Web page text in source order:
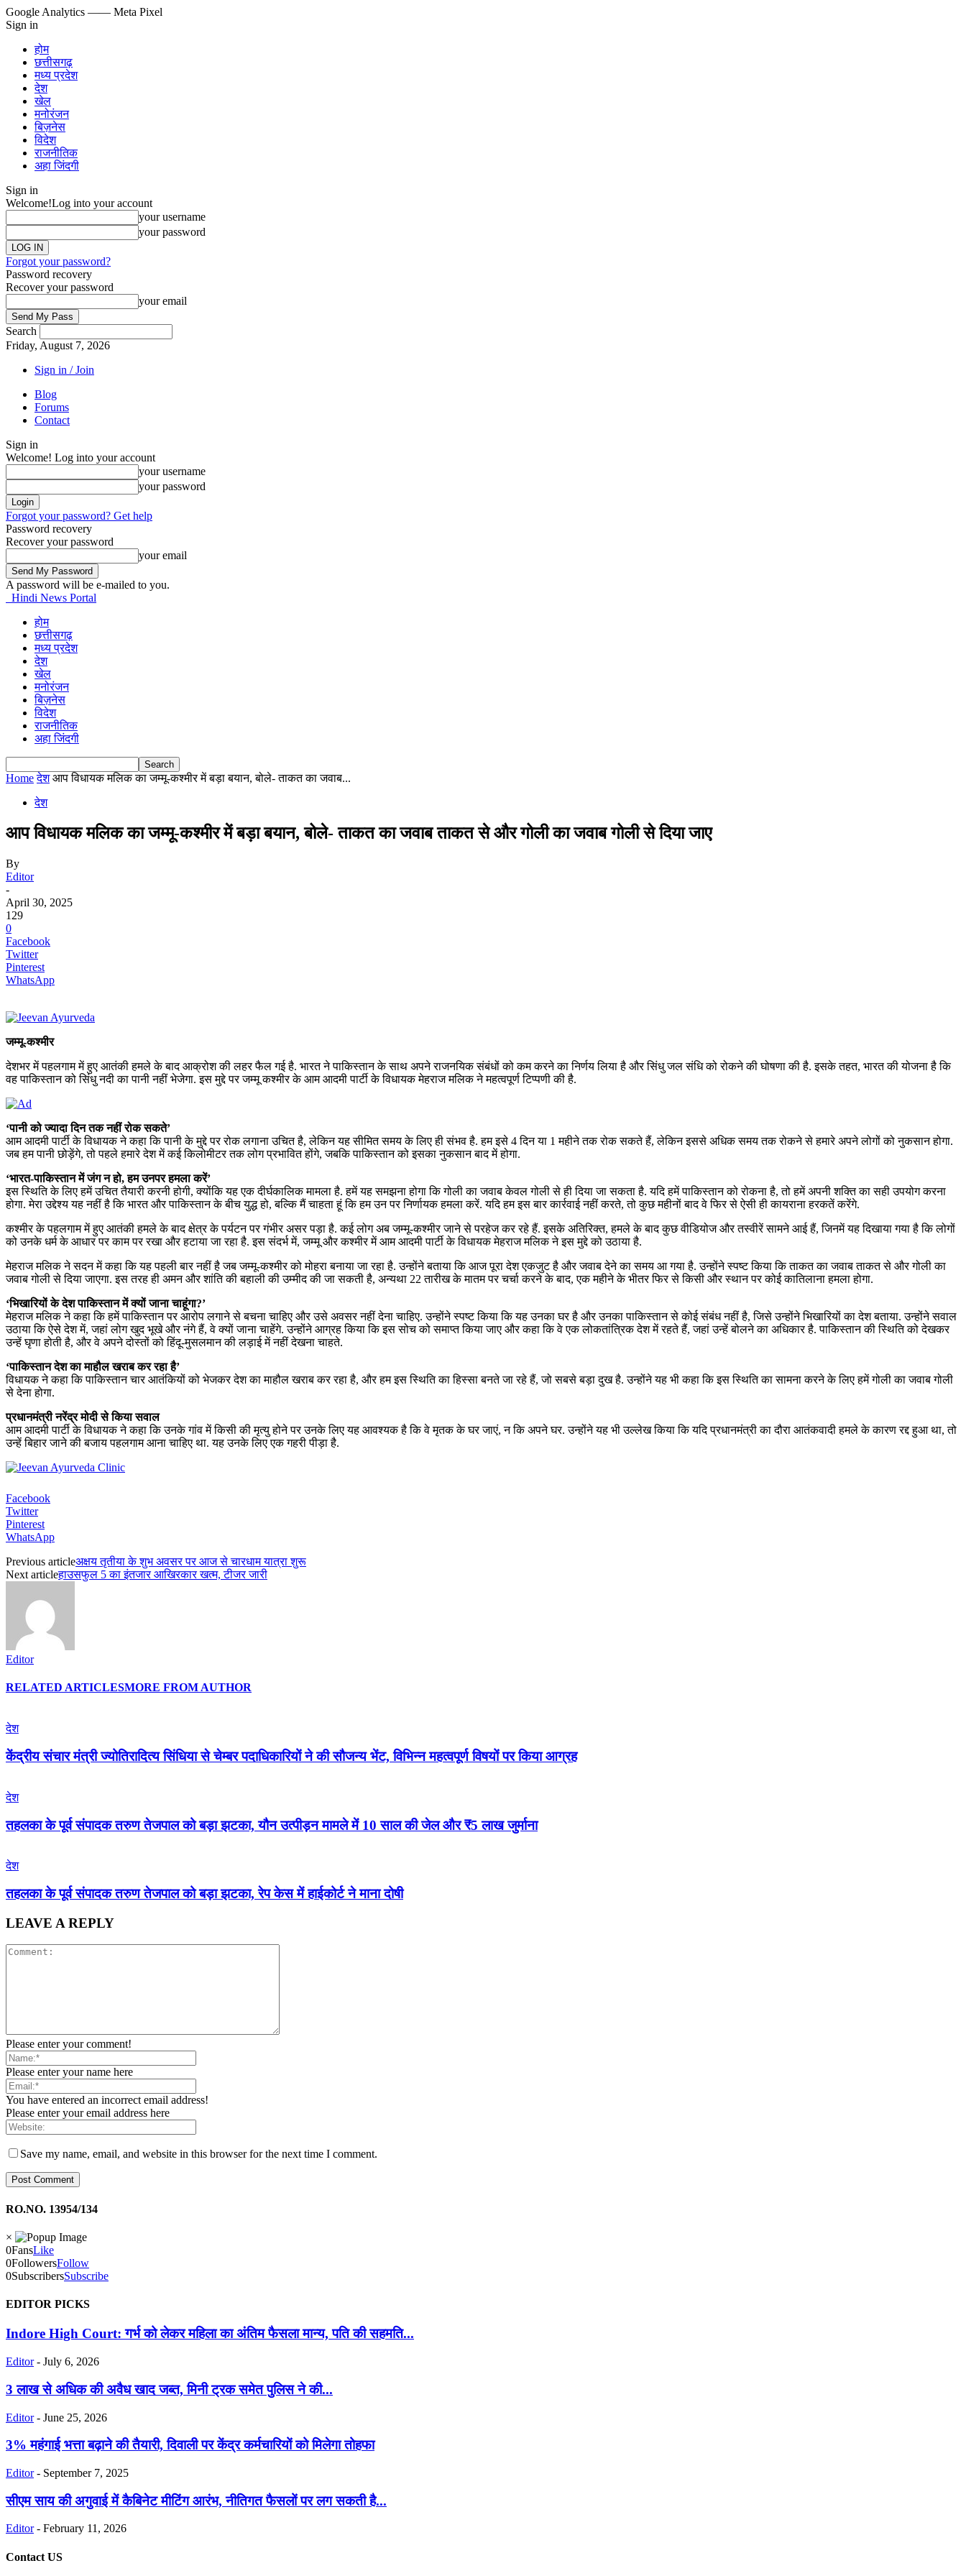
Google Analytics —— Meta Pixel
Sign in
होम
छत्तीसगढ़
मध्य प्रदेश
देश
खेल
मनोरंजन
बिज़नेस
विदेश
राजनीतिक
अहा जिंदगी
Sign in
Welcome!Log into your account
your username
your password
Forgot your password?
Password recovery
Recover your password
your email
Search
Friday, August 7, 2026
Sign in / Join
Blog
Forums
Contact
Sign in
Welcome! Log into your account
your username
your password
Forgot your password? Get help
Password recovery
Recover your password
your email
A password will be e-mailed to you.
Hindi News Portal
होम
छत्तीसगढ़
मध्य प्रदेश
देश
खेल
मनोरंजन
बिज़नेस
विदेश
राजनीतिक
अहा जिंदगी
Home देश आप विधायक मलिक का जम्मू-कश्मीर में बड़ा बयान, बोले- ताकत का जवाब...
देश
आप विधायक मलिक का जम्मू-कश्मीर में बड़ा बयान, बोले- ताकत का जवाब ताकत से और गोली का जवाब गोली से दिया जाए
By
Editor
-
April 30, 2025
129
0
Facebook
Twitter
Pinterest
WhatsApp
जम्मू-कश्मीर
देशभर में पहलगाम में हुए आतंकी हमले के बाद आक्रोश की लहर फैल गई है. भारत ने पाकिस्तान के साथ अपने राजनयिक संबंधों को कम करने का निर्णय लिया है और सिंधु जल संधि को रोकने की घोषणा की है. इसके तहत, भारत की योजना है कि
वह पाकिस्तान को सिंधु नदी का पानी नहीं भेजेगा. इस मुद्दे पर जम्मू कश्मीर के आम आदमी पार्टी के विधायक मेहराज मलिक ने महत्वपूर्ण टिप्पणी की है.
‘पानी को ज्यादा दिन तक नहीं रोक सकते’
आम आदमी पार्टी के विधायक ने कहा कि पानी के मुद्दे पर रोक लगाना उचित है, लेकिन यह सीमित समय के लिए ही संभव है. हम इसे 4 दिन या 1 महीने तक रोक सकते हैं, लेकिन इससे अधिक समय तक रोकने से हमारे अपने लोगों को नुकसान होगा.
जब हम पानी छोड़ेंगे, तो पहले हमारे देश में कई किलोमीटर तक लोग प्रभावित होंगे, जबकि पाकिस्तान को इसका नुकसान बाद में होगा.
‘भारत-पाकिस्तान में जंग न हो, हम उनपर हमला करें’
इस स्थिति के लिए हमें उचित तैयारी करनी होगी, क्योंकि यह एक दीर्घकालिक मामला है. हमें यह समझना होगा कि गोली का जवाब केवल गोली से ही दिया जा सकता है. यदि हमें पाकिस्तान को रोकना है, तो हमें अपनी शक्ति का सही उपयोग करना
होगा. मेरा उद्देश्य यह नहीं है कि भारत और पाकिस्तान के बीच युद्ध हो, बल्कि मैं चाहता हूं कि हम उन पर निर्णायक हमला करें. यदि हम इस बार कार्रवाई नहीं करते, तो कुछ महीनों बाद वे फिर से ऐसी ही कायराना हरकतें करेंगे.
कश्मीर के पहलगाम में हुए आतंकी हमले के बाद क्षेत्र के पर्यटन पर गंभीर असर पड़ा है. कई लोग अब जम्मू-कश्मीर जाने से परहेज कर रहे हैं. इसके अतिरिक्त, हमले के बाद कुछ वीडियोज और तस्वीरें सामने आई हैं, जिनमें यह दिखाया गया है कि लोगों
को उनके धर्म के आधार पर काम पर रखा और हटाया जा रहा है. इस संदर्भ में, जम्मू और कश्मीर में आम आदमी पार्टी के विधायक मेहराज मलिक ने इस मुद्दे को उठाया है.
मेहराज मलिक ने सदन में कहा कि यह पहली बार नहीं है जब जम्मू-कश्मीर को मोहरा बनाया जा रहा है. उन्होंने बताया कि आज पूरा देश एकजुट है और जवाब देने का समय आ गया है. उन्होंने स्पष्ट किया कि ताकत का जवाब ताकत से और गोली का
जवाब गोली से दिया जाएगा. इस तरह ही अमन और शांति की बहाली की उम्मीद की जा सकती है, अन्यथा 22 तारीख के मातम पर चर्चा करने के बाद, एक महीने के भीतर फिर से किसी और स्थान पर कोई कातिलाना हमला होगा.
‘भिखारियों के देश पाकिस्तान में क्यों जाना चाहूंगा?’
मेहराज मलिक ने कहा कि हमें पाकिस्तान पर आरोप लगाने से बचना चाहिए और उसे अवसर नहीं देना चाहिए. उन्होंने स्पष्ट किया कि यह उनका घर है और उनका पाकिस्तान से कोई संबंध नहीं है, जिसे उन्होंने भिखारियों का देश बताया. उन्होंने सवाल
उठाया कि ऐसे देश में, जहां लोग खुद भूखे और नंगे हैं, वे क्यों जाना चाहेंगे. उन्होंने आग्रह किया कि इस सोच को समाप्त किया जाए और कहा कि वे एक लोकतांत्रिक देश में रहते हैं, जहां उन्हें बोलने का अधिकार है. पाकिस्तान की स्थिति को देखकर
उन्हें घृणा होती है, और वे अपने दोस्तों को हिंदू-मुसलमान की लड़ाई में नहीं देखना चाहते.
‘पाकिस्तान देश का माहौल खराब कर रहा है’
विधायक ने कहा कि पाकिस्तान चार आतंकियों को भेजकर देश का माहौल खराब कर रहा है, और हम इस स्थिति का हिस्सा बनते जा रहे हैं, जो सबसे बड़ा दुख है. उन्होंने यह भी कहा कि इस स्थिति का सामना करने के लिए हमें गोली का जवाब गोली
से देना होगा.
प्रधानमंत्री नरेंद्र मोदी से किया सवाल
आम आदमी पार्टी के विधायक ने कहा कि उनके गांव में किसी की मृत्यु होने पर उनके लिए यह आवश्यक है कि वे मृतक के घर जाएं, न कि अपने घर. उन्होंने यह भी उल्लेख किया कि यदि प्रधानमंत्री का दौरा आतंकवादी हमले के कारण रद्द हुआ था, तो
उन्हें बिहार जाने की बजाय पहलगाम आना चाहिए था. यह उनके लिए एक गहरी पीड़ा है.
Facebook
Twitter
Pinterest
WhatsApp
Previous articleअक्षय तृतीया के शुभ अवसर पर आज से चारधाम यात्रा शुरू
Next articleहाउसफुल 5 का इंतजार आखिरकार खत्म, टीजर जारी
Editor
RELATED ARTICLESMORE FROM AUTHOR
देश
केंद्रीय संचार मंत्री ज्योतिरादित्य सिंधिया से चेम्बर पदाधिकारियों ने की सौजन्य भेंट, विभिन्न महत्वपूर्ण विषयों पर किया आग्रह
देश
तहलका के पूर्व संपादक तरुण तेजपाल को बड़ा झटका, यौन उत्पीड़न मामले में 10 साल की जेल और ₹5 लाख जुर्माना
देश
तहलका के पूर्व संपादक तरुण तेजपाल को बड़ा झटका, रेप केस में हाईकोर्ट ने माना दोषी
LEAVE A REPLY
Please enter your comment!
Please enter your name here
You have entered an incorrect email address!
Please enter your email address here
Save my name, email, and website in this browser for the next time I comment.
RO.NO. 13954/134
×
0FansLike
0FollowersFollow
0SubscribersSubscribe
EDITOR PICKS
Indore High Court: गर्भ को लेकर महिला का अंतिम फैसला मान्य, पति की सहमति...
Editor - July 6, 2026
3 लाख से अधिक की अवैध खाद जब्त, मिनी ट्रक समेत पुलिस ने की...
Editor - June 25, 2026
3% महंगाई भत्ता बढ़ाने की तैयारी, दिवाली पर केंद्र कर्मचारियों को मिलेगा तोहफा
Editor - September 7, 2025
सीएम साय की अगुवाई में कैबिनेट मीटिंग आरंभ, नीतिगत फैसलों पर लग सकती है...
Editor - February 11, 2026
Contact US